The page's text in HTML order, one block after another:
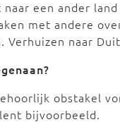
een ander
met andere
naar
obstakel
bijvoorbeeld.